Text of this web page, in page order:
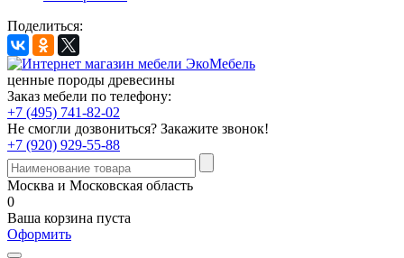
Поделиться:
ценные породы древесины
Заказ мебели по телефону:
+7 (495) 741-82-02
Не смогли дозвониться? Закажите звонок!
+7 (920) 929-55-88
Москва и Московская область
0
Ваша корзина пуста
Оформить